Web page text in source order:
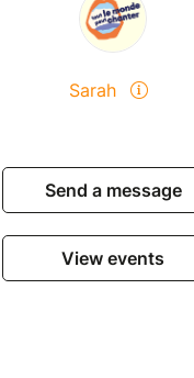
Sarah
Send a message
View events